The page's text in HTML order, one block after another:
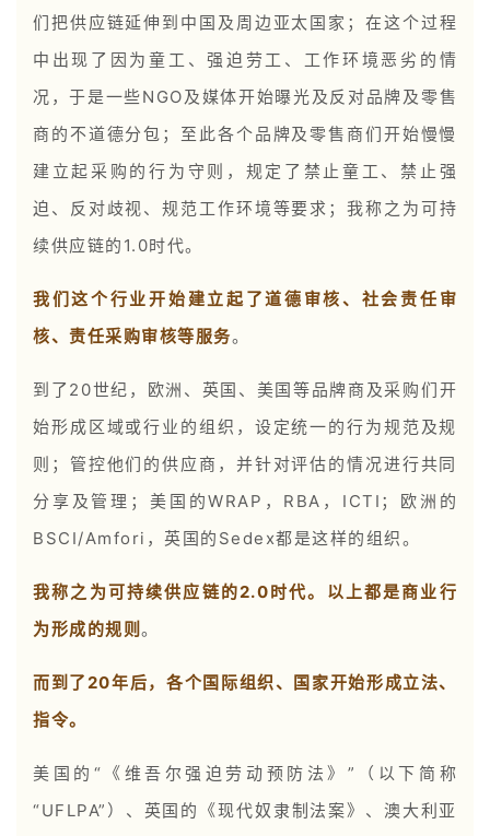
们把供应链延伸到中国及周边亚太国家；在这个过程
中出现了因为童工、强迫劳工、工作环境恶劣的情
况，于是一些NGO及媒体开始曝光及反对品牌及零售
商的不道德分包；至此各个品牌及零售商们开始慢慢
建立起采购的行为守则，规定了禁止童工、禁止强
迫、反对歧视、规范工作环境等要求；我称之为可持
续供应链的1.0时代。
我们这个行业开始建立起了道德审核、社会责任审
核、责任采购审核等服务。
到了20世纪，欧洲、英国、美国等品牌商及采购们开
始形成区域或行业的组织，设定统一的行为规范及规
则；管控他们的供应商，并针对评估的情况进行共同
分享及管理；美国的WRAP，RBA，ICTI；欧洲的
BSCI/Amfori，英国的Sedex都是这样的组织。
我称之为可持续供应链的2.0时代。 以上都是商业行
为形成的规则 。
而到了20年后，各个国际组织、国家开始形成立法、
指令。
美国的“《维吾尔强迫劳动预防法》”（以下简称
“UFLPA”）、英国的《现代奴隶制法案》、澳大利亚